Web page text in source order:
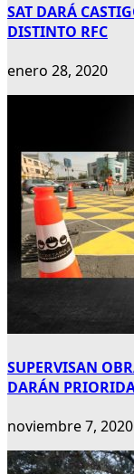
SAT DARÁ
DISTINTO RFC
enero 28, 2020
SUPERVISAN
DARÁN
noviembre 7, 2020